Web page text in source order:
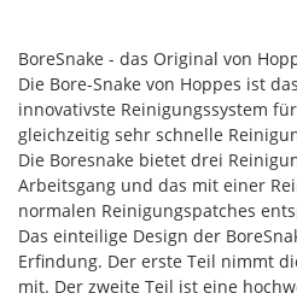
BoreSnake - das Original von
Die Bore-Snake von Hoppes ist
innovativste Reinigungssystem
gleichzeitig sehr schnelle
Die Boresnake bietet drei
Arbeitsgang und das mit einer
normalen Reinigungspatches
Das einteilige Design der
Erfindung. Der erste Teil nimmt
mit. Der zweite Teil ist eine